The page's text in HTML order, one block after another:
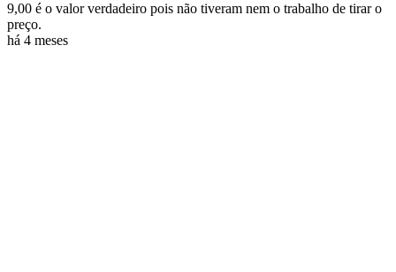
9,00 é o valor verdadeiro pois não tiveram nem o trabalho de tirar o
preço.
há 4 meses